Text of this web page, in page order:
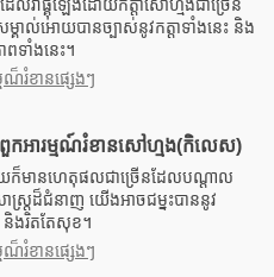
លវាផ្គុំឡើងដោយកត្តាសៅហ្មងជាច្រើន
គាល់អោយបានច្បាស់នូវកត្តាទាំងនេះ និង
ពទាំងនេះ។
រំខានផ្សេងៗ
កអារម្មណ៍រំខានសៅហ្មង(កិលេស)
ក៏មានហេតុផលជាច្រើនដែលបណ្តាល
រ្តដ៏ជំនាញ យើងអាចជម្នះបាននូវ
និងរិតតែសុខ។
រំខានផ្សេងៗ